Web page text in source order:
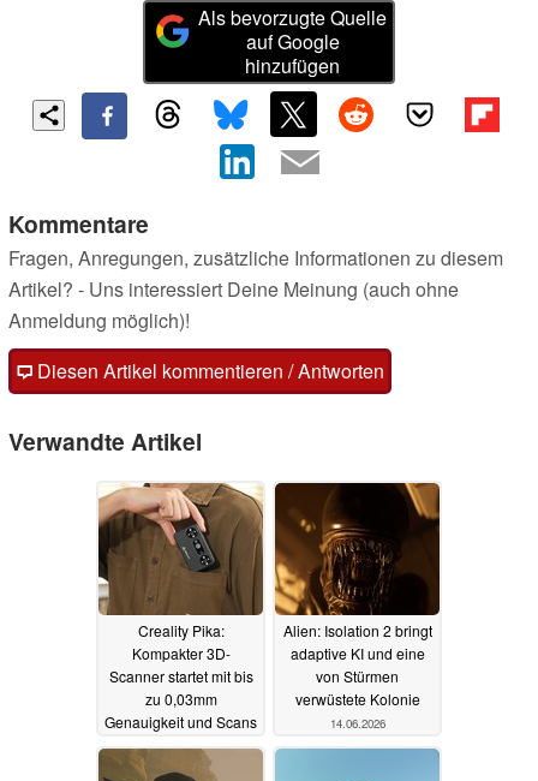
Als bevorzugte Quelle
auf Google
hinzufügen
Kommentare
Fragen, Anregungen, zusätzliche Informationen zu diesem
Artikel? - Uns interessiert Deine Meinung (auch ohne
Anmeldung möglich)!
Diesen Artikel kommentieren / Antworten
Verwandte Artikel
Creality Pika:
Kompakter 3D-
Scanner startet mit bis
zu 0,03mm
Genauigkeit und Scans
ohne
Markierungspunkte
Alien: Isolation 2 bringt
adaptive KI und eine
von Stürmen
verwüstete Kolonie
14.06.2026